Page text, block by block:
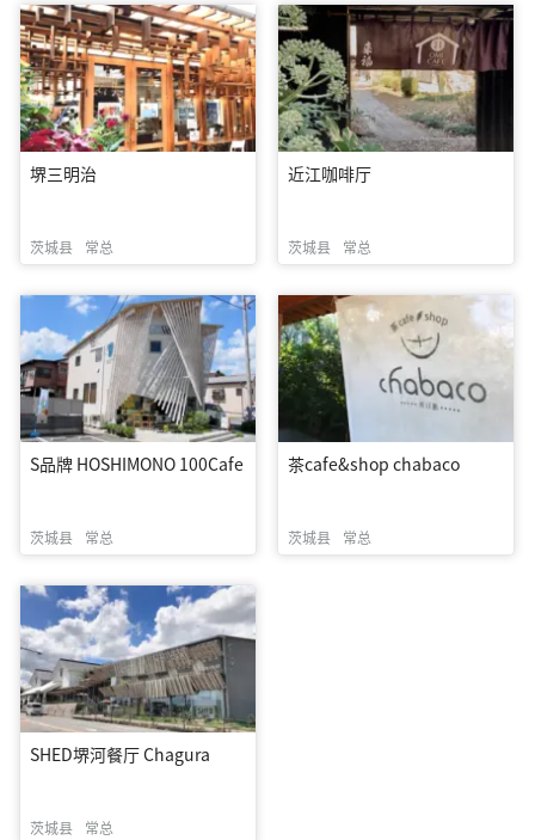
堺三明治
茨城县 常总
近江咖啡厅
茨城县 常总
S品牌 HOSHIMONO 100Cafe
茨城县 常总
茶cafe&shop chabaco
茨城县 常总
SHED堺河餐厅 Chagura
茨城县 常总